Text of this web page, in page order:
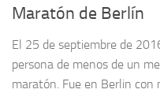
Maratón de Berlín
El 25 de septiembre de
persona de menos de un
maratón. Fue en Berlin